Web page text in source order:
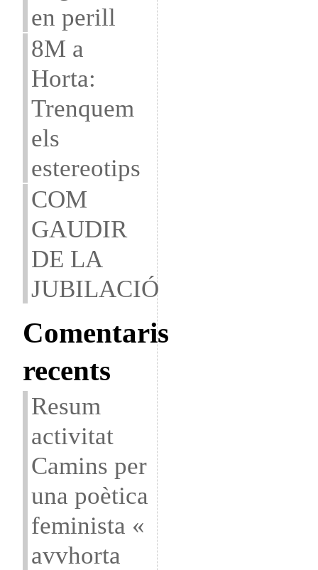
en perill
8M a
Horta:
Trenquem
els
estereotips
COM
GAUDIR
DE LA
JUBILACIÓ
Comentaris
recents
Resum
activitat
Camins per
una poètica
feminista «
avvhorta